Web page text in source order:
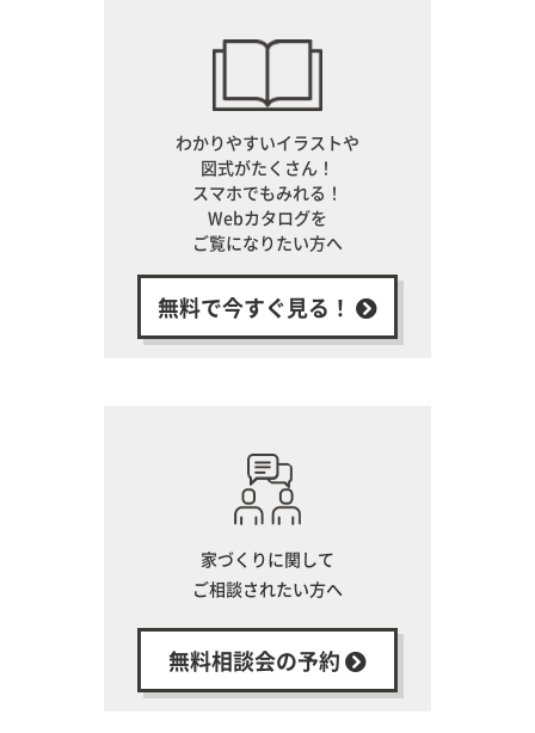
わかりやすいイラストや
図式がたくさん！
スマホでもみれる！
Webカタログを
ご覧になりたい方へ
無料で今すぐ見る！
家づくりに関して
ご相談されたい方へ
無料相談会の予約